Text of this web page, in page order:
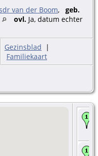
van der Boom, geb.
ovl. Ja, datum echter
Gezinsblad |
Familiekaart